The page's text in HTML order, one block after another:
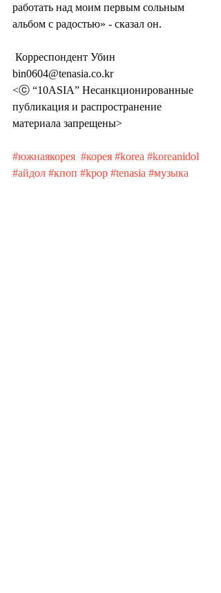
работать над моим первым сольным
альбом с радостью» - сказал он.
bin0604@tenasia.co.kr
<ⓒ “10ASIA” Несанкционированные
публикация и распространение
материала запрещены>
#южнаякорея #корея #korea #koreanidol
#айдол #кпоп #kpop #tenasia #музыка